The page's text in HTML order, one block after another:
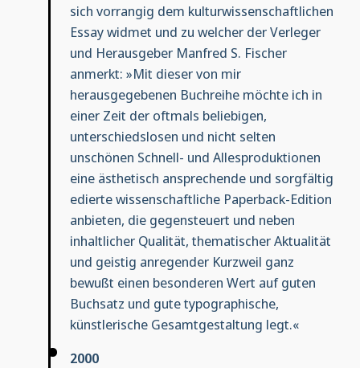
sich vorrangig dem kulturwissenschaftlichen
Essay widmet und zu welcher der Verleger
und Herausgeber Manfred S. Fischer
anmerkt: »Mit dieser von mir
herausgegebenen Buchreihe möchte ich in
einer Zeit der oftmals beliebigen,
unterschiedslosen und nicht selten
unschönen Schnell- und Allesproduktionen
eine ästhetisch ansprechende und sorgfältig
edierte wissenschaftliche Paperback-Edition
anbieten, die gegensteuert und neben
inhaltlicher Qualität, thematischer Aktualität
und geistig anregender Kurzweil ganz
bewußt einen besonderen Wert auf guten
Buchsatz und gute typographische,
künstlerische Gesamtgestaltung legt.«
2000